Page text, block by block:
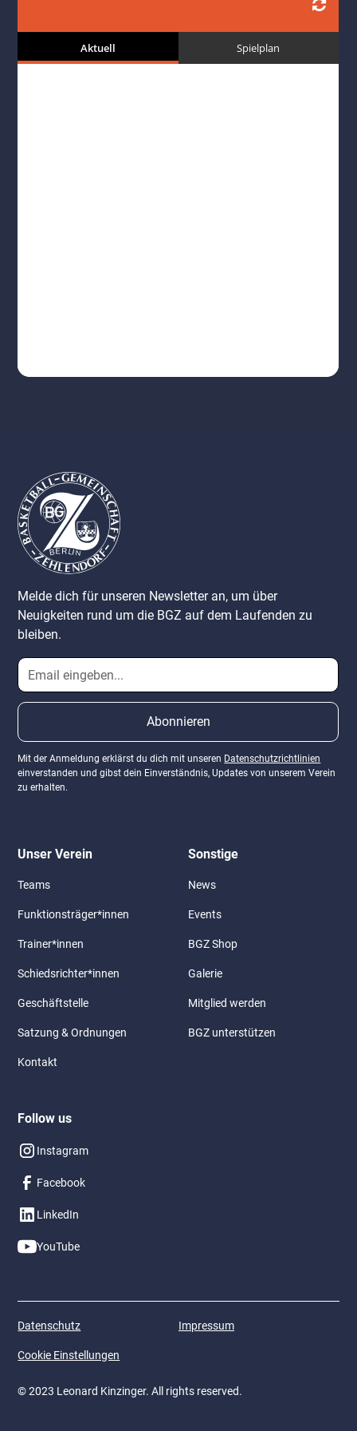
Melde dich für unseren Newsletter an, um über
Neuigkeiten rund um die BGZ auf dem Laufenden zu
bleiben.
Mit der Anmeldung erklärst du dich mit unseren Datenschutzrichtlinien
einverstanden und gibst dein Einverständnis, Updates von unserem Verein
zu erhalten.
Unser Verein
Teams
Funktionsträger*innen
Trainer*innen
Schiedsrichter*innen
Geschäftstelle
Satzung & Ordnungen
Kontakt
Sonstige
News
Events
BGZ Shop
Galerie
Mitglied werden
BGZ unterstützen
Follow us
Instagram
Facebook
LinkedIn
YouTube
© 2023 Leonard Kinzinger. All rights reserved.
Datenschutz Impressum
Cookie Einstellungen